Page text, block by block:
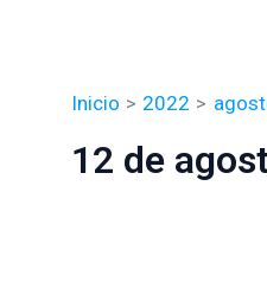
Inicio 2022
12 de